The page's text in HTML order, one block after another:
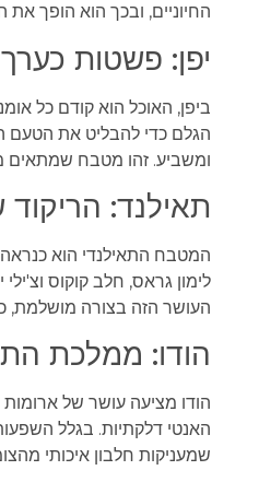
החיוניים, ובכך הוא הופך את
יפן: פשטות כערך
ביפן, האוכל הוא קודם כל
הגלם כדי להבליט את הטעם
ומשביע. זהו מטבח שמתאים
תאילנד:
המטבח התאילנדי הוא
לימון גראס, חלב קוקוס
העושר הזה בצורה מושלמת,
הודו: ממלכת
הודו מציעה עושר של
האנטי דלקתיות. בגלל
שמעניקות חלבון איכותי